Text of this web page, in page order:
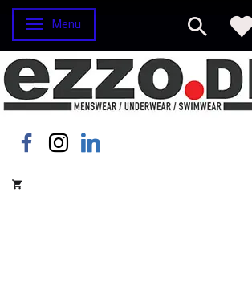
Skifte navigation
Menu